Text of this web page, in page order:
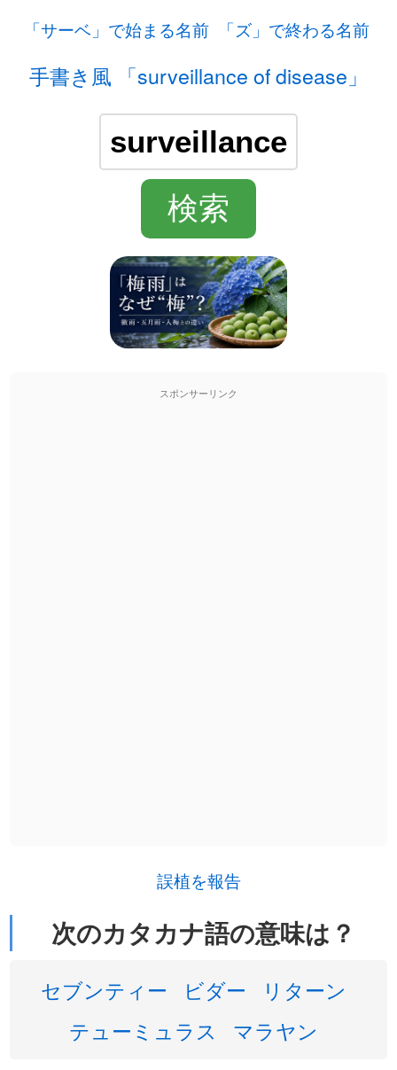
「サーベ」で始まる名前 「ズ」で終わる名前
手書き風 「surveillance of disease」
スポンサーリンク
誤植を報告
次のカタカナ語の意味は？
セブンティー ビダー
リターン
テューミュラス
マラヤン